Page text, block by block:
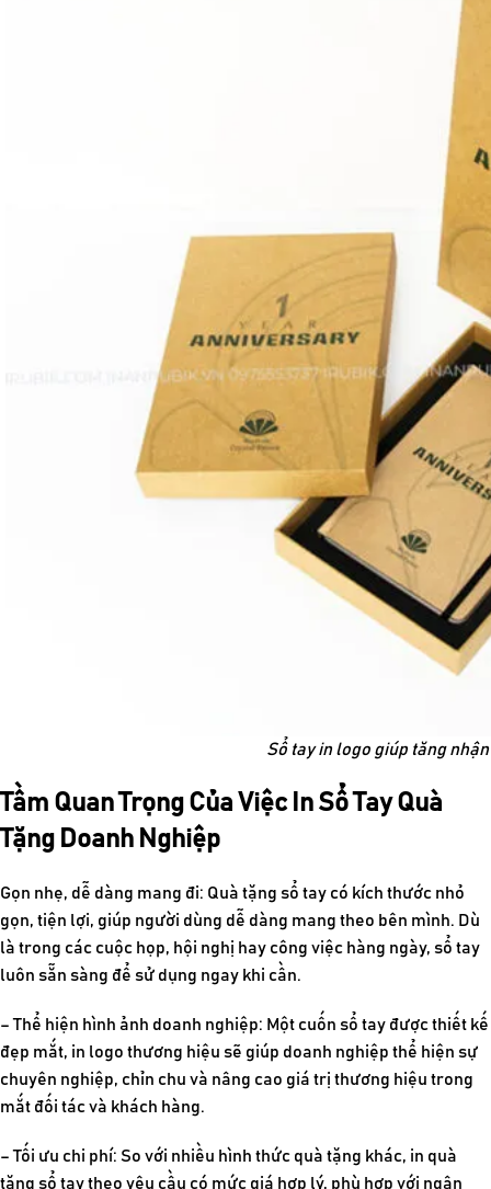
Sổ tay in logo giúp tăng
Tầm Quan Trọng Của Việc In Sổ Tay Quà
Tặng Doanh Nghiệp
Gọn nhẹ, dễ dàng mang đi: Quà tặng sổ tay có kích thước nhỏ
gọn, tiện lợi, giúp người dùng dễ dàng mang theo bên mình. Dù
là trong các cuộc họp, hội nghị hay công việc hàng ngày, sổ tay
luôn sẵn sàng để sử dụng ngay khi cần.
– Thể hiện hình ảnh doanh nghiệp: Một cuốn sổ tay được thiết kế
đẹp mắt, in logo thương hiệu sẽ giúp doanh nghiệp thể hiện sự
chuyên nghiệp, chỉn chu và nâng cao giá trị thương hiệu trong
mắt đối tác và khách hàng.
– Tối ưu chi phí: So với nhiều hình thức quà tặng khác, in quà
tặng sổ tay theo yêu cầu có mức giá hợp lý, phù hợp với ngân